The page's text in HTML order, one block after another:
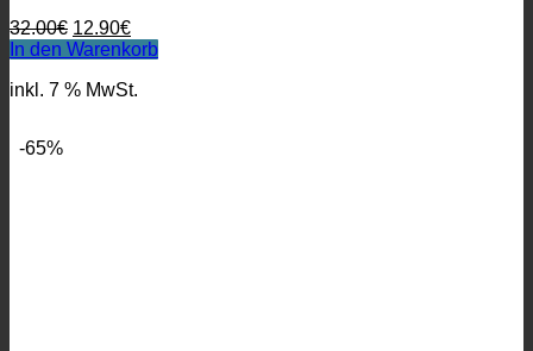
32.00€ Ursprünglicher
Preis
32.00€
12.90€Aktueller
Preis
12.90€.
In den Warenkorb
inkl. 7 % MwSt.
-65%